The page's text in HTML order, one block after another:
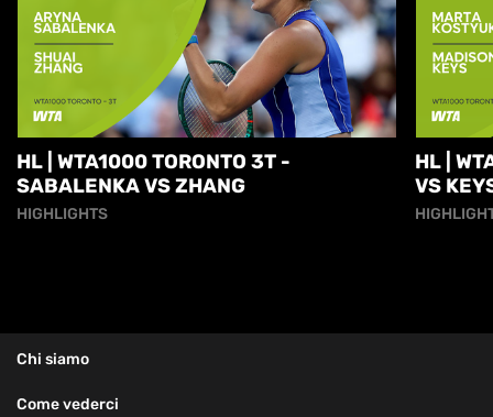
HL | WTA1000 TORONTO 3T -
SABALENKA VS ZHANG
HIGHLIGHTS
HL |
VS
Chi siamo
Come vederci